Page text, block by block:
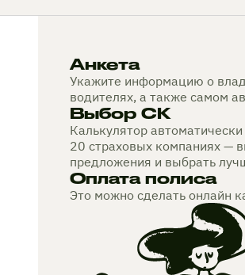
Анкета
Укажите информацию о
водителях, а также самом
Выбор СК
Калькулятор
20 страховых компаниях —
предложения и выбрать
Оплата полиса
Это можно сделать онлайн